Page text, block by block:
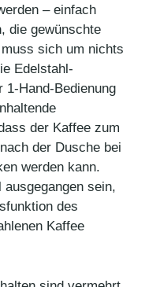
– einfach
die gewünschte
sich um nichts
Edelstahl-
1-Hand-Bedienung
der Kaffee zum
der Dusche bei
werden kann.
ausgegangen sein,
des
Kaffee